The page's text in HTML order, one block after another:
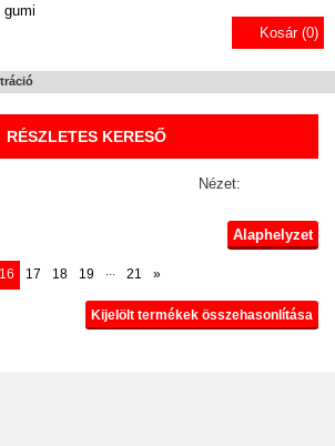
Kosár (0)
RÉSZLETES KERESŐ
Nézet:
Alaphelyzet
16 17 18 19 ... 21 »
Kijelölt termékek összehasonlítása